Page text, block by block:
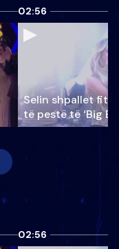
02:56
Selin shpallet
të pestë të ‘Big
02:56